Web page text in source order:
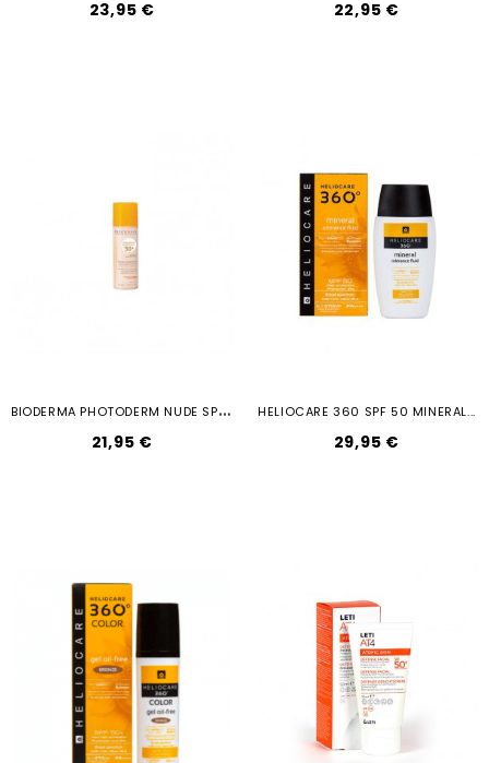
23,95 € 22,95 €
B
IODERMA PHOTODERM NUDE SPF 50 COLOR...
21,95 €
HELIOCARE 360 SPF 50 MINERAL...
29,95 €